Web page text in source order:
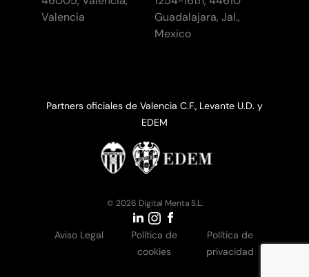
Valencia
Guadalajara, Jal.,
Mexico
Partners oficiales de Valencia C.F., Levante U.D. y
EDEM
© 2026 Digital Menta S.L.
Aviso Legal
Política de
cookies
Política de
privacidad